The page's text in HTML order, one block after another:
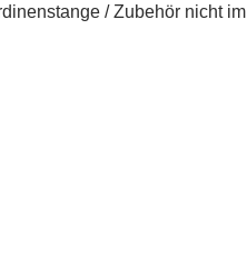
/ Zubehör nicht im